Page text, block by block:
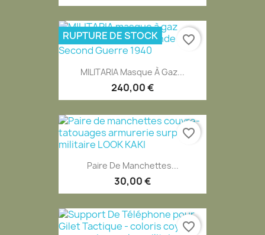
MILITARIA Masque À Gaz...
240,00 €
RUPTURE DE STOCK favorite_border
Paire De Manchettes...
30,00 €
favorite_border
favorite_border